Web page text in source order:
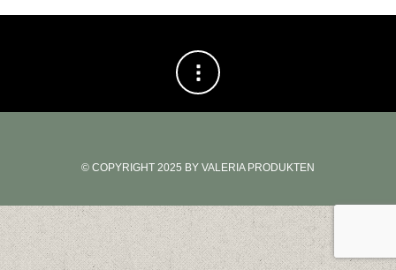
© COPYRIGHT 2025 BY VALERIA PRODUKTEN